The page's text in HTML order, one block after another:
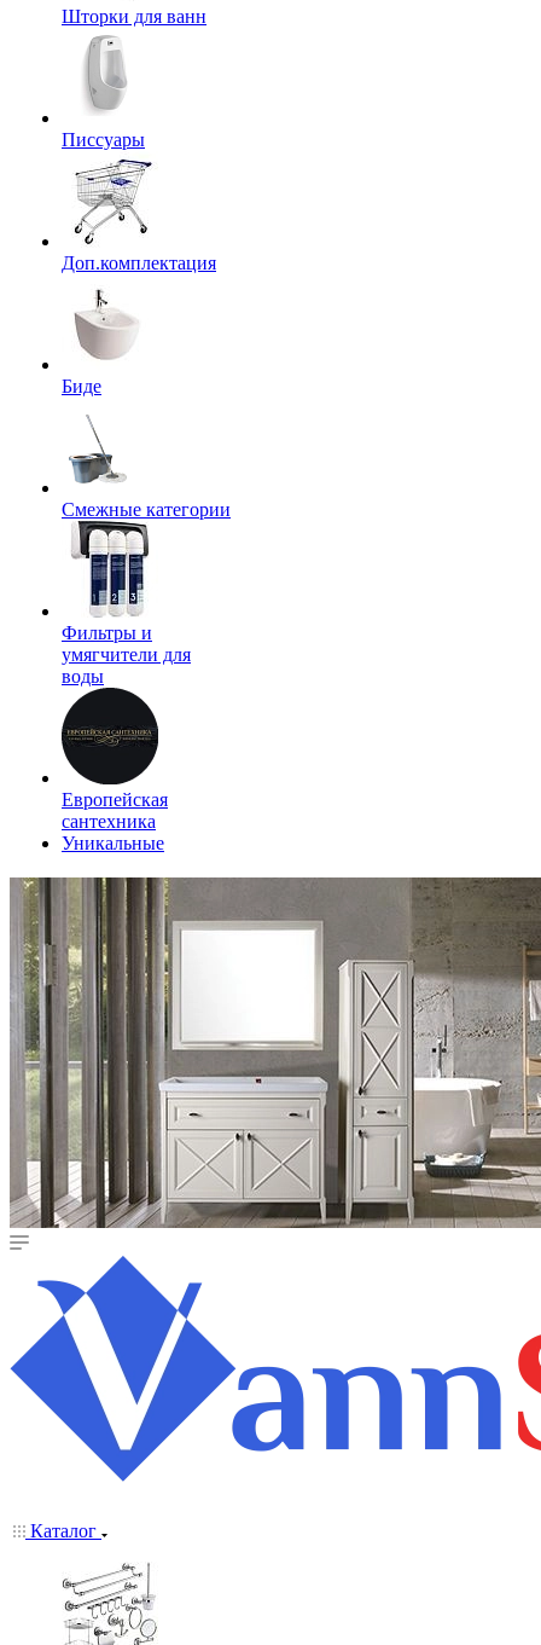
Шторки для ванн
Писсуары
Доп.комплектация
Биде
Смежные категории
Фильтры и
умягчители для
воды
Европейская
сантехника
Уникальные
Каталог